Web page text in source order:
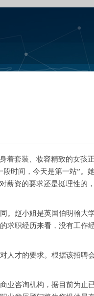
套装、妆容精致的女孩
时间，今天是第一站”
薪资的要求还是挺理性
赵小姐是英国伯明翰大
求职经历来看，没有工
才的要求。根据该招聘
咨询机构，据目前为止